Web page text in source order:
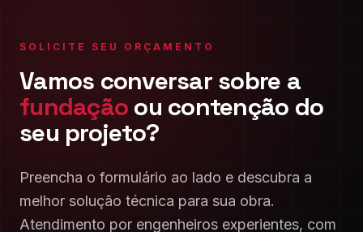
SOLICITE SEU ORÇAMENTO
Vamos conversar sobre a
fundação ou contenção do
seu projeto?
Preencha o formulário ao lado e descubra a
melhor solução técnica para sua obra.
Atendimento por engenheiros experientes, com